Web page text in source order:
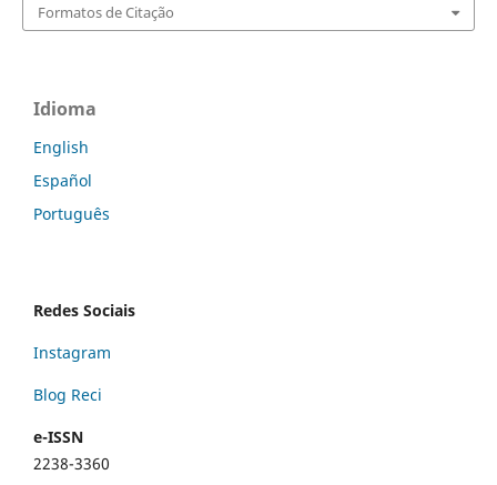
Formatos de Citação
Idioma
English
Español
Português
Redes Sociais
Instagram
Blog Reci
e-ISSN
2238-3360